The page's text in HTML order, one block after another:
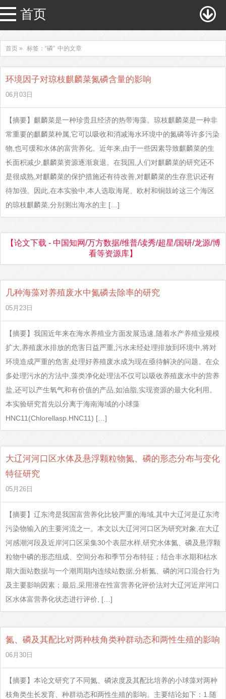
首页
首页 » 标签：“磷” 中的文章
环境因子对琼枝麒麟菜氮磷含量的影响
06月03日
【摘要】麒麟菜是一种珍贵且经济的热带海藻。琼枝麒麟菜是一种非
常重要的麒麟菜种属,它可以吸收和消减海水环境中的氮磷等许多污染
物,也可缓和水体的富营养化。近年来,由于一些因素导致麒麟菜的生
长面积减少,麒麟菜资源逐渐衰退。在我国,人们对麒麟菜的研究还不
是很成熟,对麒麟菜的保护措施还有待改善,对麒麟菜的生存意识还有
待加强。因此,在本实验中,本人选取海尾、欧村和铜鼓岭这三个海区
的琼枝麒麟菜,分别测出海水的主 […]
【论文下载 - 中国知网/万方数据/维普/读秀/超星/国研/龙源/博
看等资源库】
几种海藻对养殖废水中氮磷去除率的研究
05月23日
【摘要】我国近年来在海水养殖业方面发展迅速,随着水产养殖业规模
扩大,养殖废水排放的危害日益严重,污水未经处理排放到环境中,将对
环境造成严重的危害,处理好养殖废水成为现在亟待解决的问题。在众
多处理污水的方法中,藻类净化处理法不仅可以吸收养殖废水中的营养
盐,还可以产生氧气和有价值的产品,如油脂,实现资源的最大化利用。
本实验研究首先以分离于海南海域的小球藻
HNC11(Chlorellasp.HNC11) […]
大辽河河口区水体及悬浮颗粒物氮、磷的形态分布与变化
特征研究
05月26日
【摘要】辽东湾是我国富营养化比较严重的海域,其中大辽河是辽东湾
污染物输入的主要河流之一。本文以大辽河河口区为研究对象,在大辽
河感潮河段及近岸河口区采集30个表层水样,研究水体氮、磷及悬浮颗
粒物中磷的形态组成、空间分布和季节分布特征；结合丰水期和枯水
期大面站数据与一个潮周期内连续站数据,分析氮、磷的河口混合行为
及主要影响因素；最后,采用潜在性富营养化评价法对大辽河近岸河口
区水体富营养化状态进行评价, […]
氮、磷及其配比对两种枝角类种群动态和两性生殖的影响
06月30日
【摘要】本论文研究了不同氮、磷浓度及其配比培养的小球藻对两种
枝角类生长发育、种群动态和两性生殖的影响。主要结论如下：1.随